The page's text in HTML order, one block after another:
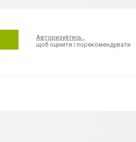
Авторизуйтесь,
щоб оцінити і порекомендувати